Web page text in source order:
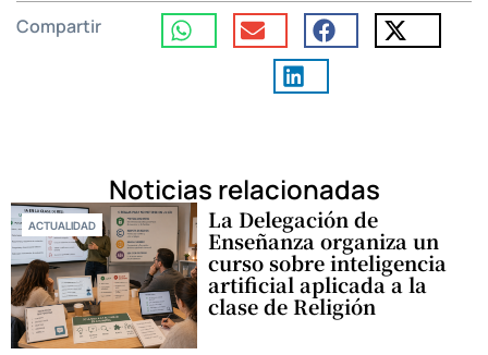
Compartir
Noticias relacionadas
ACTUALIDAD La Delegación de
Enseñanza organiza un
curso sobre inteligencia
artificial aplicada a la
clase de Religión